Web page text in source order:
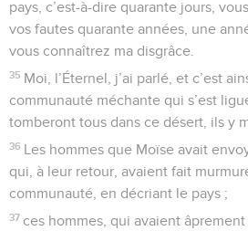
pays, c’est-à-dire quarante jours,
vos fautes quarante années, une
vous connaîtrez ma disgrâce.
35 Moi, l’Éternel, j’ai parlé, et c’est
communauté méchante qui s’est
tomberont tous dans ce désert, ils y
36 Les hommes que Moïse avait
qui, à leur retour, avaient fait
communauté, en décriant le pays ;
37 ces hommes, qui avaient âprement